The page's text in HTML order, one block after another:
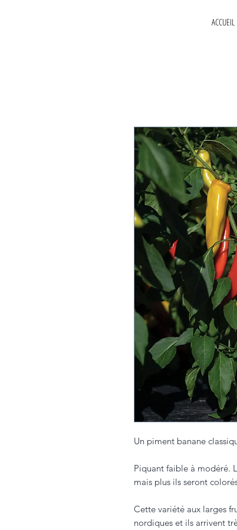
ACCUEIL
Un piment banane
Piquant faible à modéré.
mais plus ils seront
Cette variété aux larges
nordiques et ils arrivent